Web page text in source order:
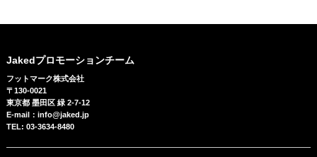
Jakedプロモーションチーム
フットマーク株式会社
〒130-0021
東京都 墨田区 緑 2-7-12
E-mail：info@jaked.jp
TEL: 03-3634-8480